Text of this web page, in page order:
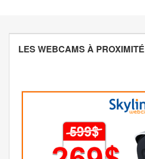
LES WEBCAMS À PROXIMITÉ